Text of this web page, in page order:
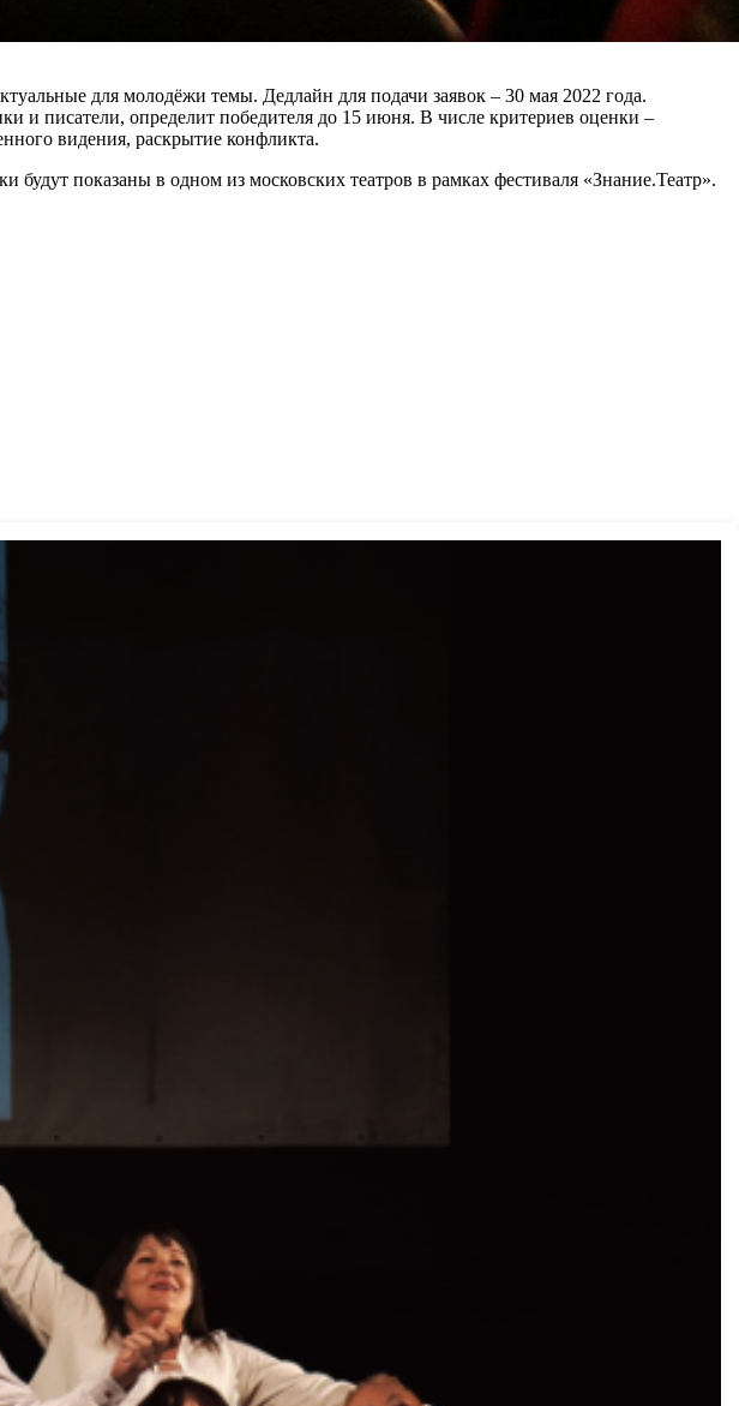
для молодёжи темы. Дедлайн для подачи заявок – 30 мая 2022 года.
и писатели, определит победителя до 15 июня. В числе критериев оценки –
видения, раскрытие конфликта.
показаны в одном из московских театров в рамках фестиваля «Знание.Театр».